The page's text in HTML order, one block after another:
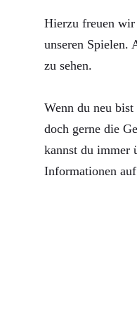
Hierzu freuen wir
unseren Spielen.
zu sehen.
Wenn du neu
doch gerne die
kannst du immer
Informationen